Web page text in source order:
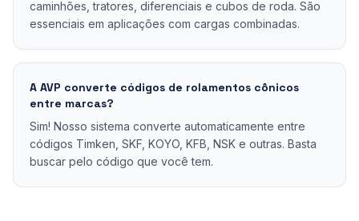
caminhões, tratores, diferenciais e cubos de roda. São
essenciais em aplicações com cargas combinadas.
A AVP converte códigos de rolamentos cônicos
entre marcas?
Sim! Nosso sistema converte automaticamente entre
códigos Timken, SKF, KOYO, KFB, NSK e outras. Basta
buscar pelo código que você tem.